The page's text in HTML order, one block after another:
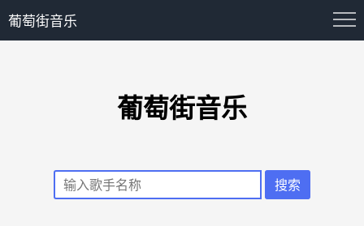
葡萄街音乐
葡萄街音乐